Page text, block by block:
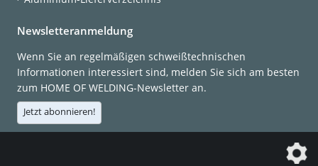
Newsletteranmeldung
Wenn Sie an regelmäßigen schweißtechnischen
Informationen interessiert sind, melden Sie sich am besten
zum HOME OF WELDING-Newsletter an.
Jetzt abonnieren!